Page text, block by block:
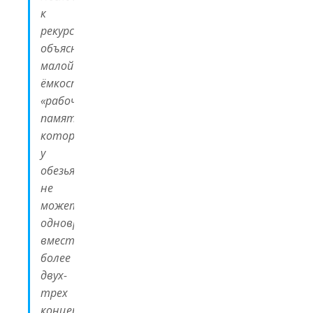
к
рекурсии
объясняется
малой
ёмкостью
«рабочей
памяти»,
которая
у
обезьян
не
может
одновременно
вместить
более
двух-
трех